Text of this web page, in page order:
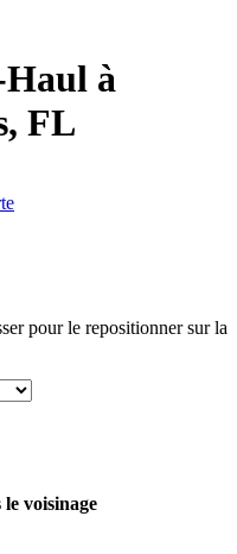
Haul à
FL
pour le repositionner sur la
voisinage